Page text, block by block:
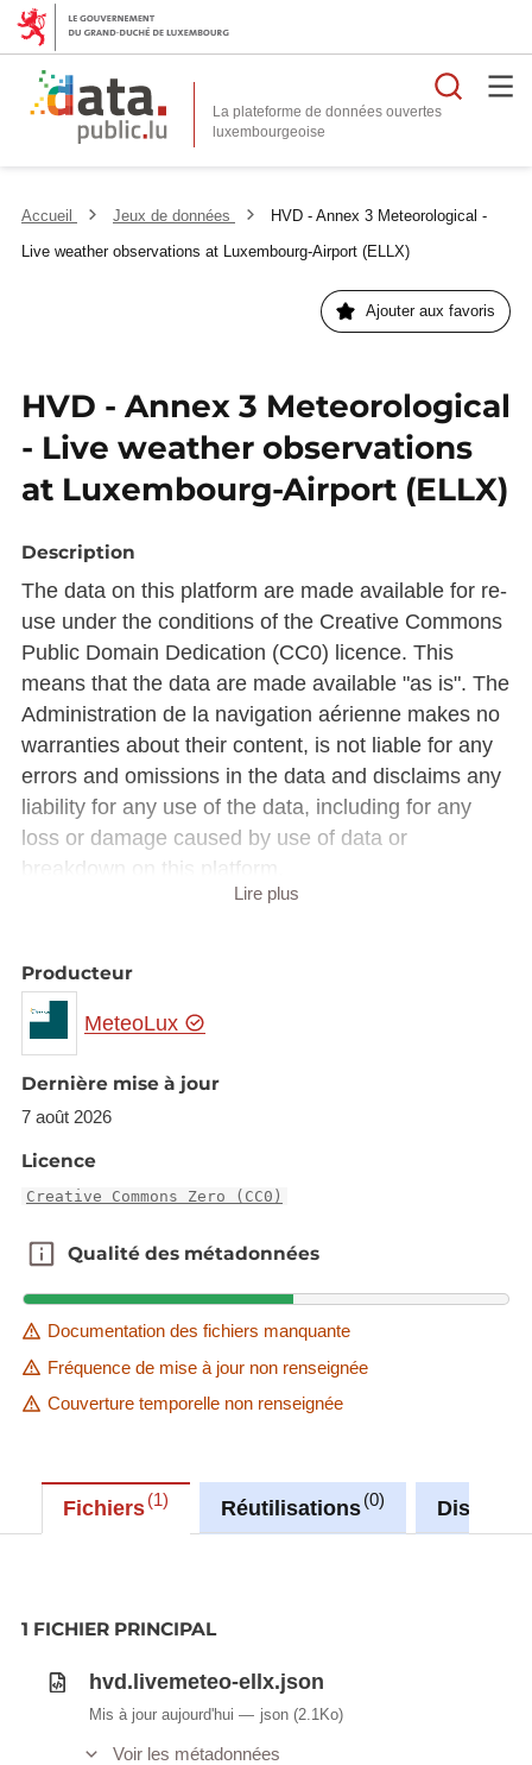
La plateforme de données ouvertes
Accueil Jeux de données
HVD - Annex 3 Meteorological -
Live weather observations at Luxembourg-Airport (ELLX)
Ajouter aux favoris
HVD - Annex 3 Meteorological
- Live weather observations
at Luxembourg-Airport (ELLX)
Description
The data on this platform are made available for re-
use under the conditions of the Creative Commons
Public Domain Dedication (CC0) licence. This
means that the data are made available "as is". The
Administration de la navigation aérienne makes no
warranties about their content, is not liable for any
errors and omissions in the data and disclaims any
liability for any use of the data, including for any
loss or damage caused by use of data or
breakdown on this platform.
guarantee their continued availability and is not
liable for any disrupted availability due to technical
problems or any other cause beyond the control of
the Administration de la navigation aérienne. The
Administration de la navigation aérienne reserves
data and the terms in this respect as well as the
right to use the platform, to the fullest extent
catalog.inspire.geoportail.lu.
Lire plus
Producteur
MeteoLux
Dernière mise à jour
7 août 2026
Licence
Creative Commons Zero (CC0)
Qualité des métadonnées
Qualité des métadonnées
Documentation des fichiers manquante
Fréquence de mise à jour non renseignée
Couverture temporelle non renseignée
Fichiers 1 Réutilisations 0
1 FICHIER PRINCIPAL
hvd.livemeteo-ellx.json
Mis à jour aujourd'hui json (2.1Ko)
Voir les métadonnées